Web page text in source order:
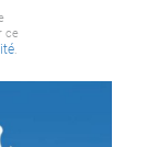
ce
.